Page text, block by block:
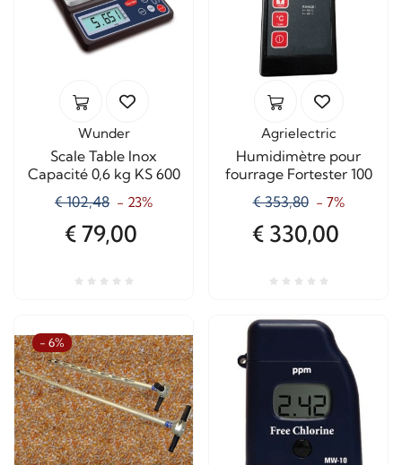
Wunder
Scale Table Inox
Capacité 0,6 kg KS 600
€ 102,48 - 23%
€ 79,00
Agrielectric
Humidimètre pour
fourrage Fortester 100
€ 353,80 - 7%
€ 330,00
- 6%